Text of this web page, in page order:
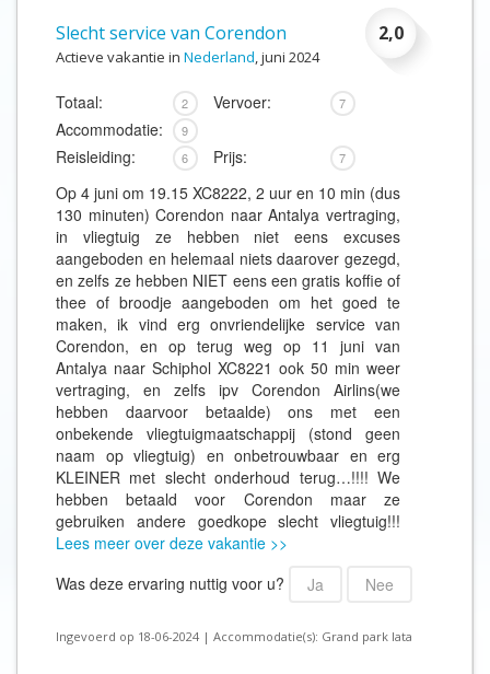
2,0
Slecht service van Corendon
Actieve vakantie in Nederland, juni 2024
Totaal: 2 Vervoer: 7
Accommodatie: 9
Reisleiding: 6 Prijs: 7
Op 4 juni om 19.15 XC8222, 2 uur en 10 min (dus
130 minuten) Corendon naar Antalya vertraging,
in vliegtuig ze hebben niet eens excuses
aangeboden en helemaal niets daarover gezegd,
en zelfs ze hebben NIET eens een gratis koffie of
thee of broodje aangeboden om het goed te
maken, ik vind erg onvriendelijke service van
Corendon, en op terug weg op 11 juni van
Antalya naar Schiphol XC8221 ook 50 min weer
vertraging, en zelfs ipv Corendon Airlins(we
hebben daarvoor betaalde) ons met een
onbekende vliegtuigmaatschappij (stond geen
naam op vliegtuig) en onbetrouwbaar en erg
KLEINER met slecht onderhoud terug…!!!! We
hebben betaald voor Corendon maar ze
gebruiken andere goedkope slecht vliegtuig!!!
Lees meer over deze vakantie >>
Was deze ervaring nuttig voor u?
Ja Nee
Ingevoerd op 18-06-2024 | Accommodatie(s): Grand park lata